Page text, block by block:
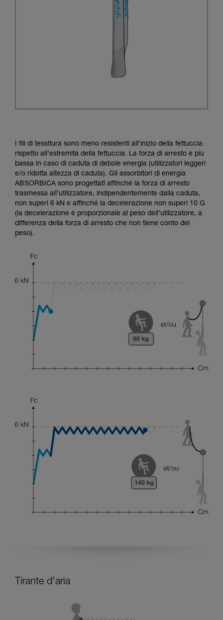
I fili di tessitura sono meno resistenti all’inizio della fettuccia
rispetto all’estremità della fettuccia. La forza di arresto è più
bassa in caso di caduta di debole energia (utilizzatori leggeri
e/o ridotta altezza di caduta). Gli assorbitori di energia
ABSORBICA sono progettati affinché la forza di arresto
trasmessa all’utilizzatore, indipendentemente dalla caduta,
non superi 6 kN e affinché la decelerazione non superi 10 G
(la decelerazione è proporzionale al peso dell’utilizzatore, a
differenza della forza di arresto che non tiene conto del
peso).
Tirante d’aria